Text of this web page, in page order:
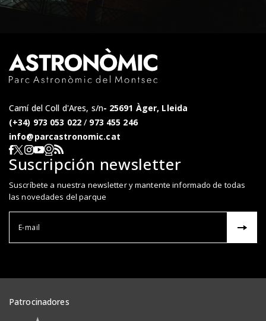
Segueix-nos a Facebook
Segueix-nos a X
Segueix-nos a Instagram
Segueix-nos a YouTube
Webcam en directe
RSS del Parc Astronòmic
Camí del Coll d'Ares, s/n 25691 Àger, Lleida
(+34) 973 053 022 / 973 455 246
info@parcastronomic.cat
Suscripción newsletter
Suscríbete a nuestra newsletter y mantente informado de todas
las novedades del parque
Patrocinadores